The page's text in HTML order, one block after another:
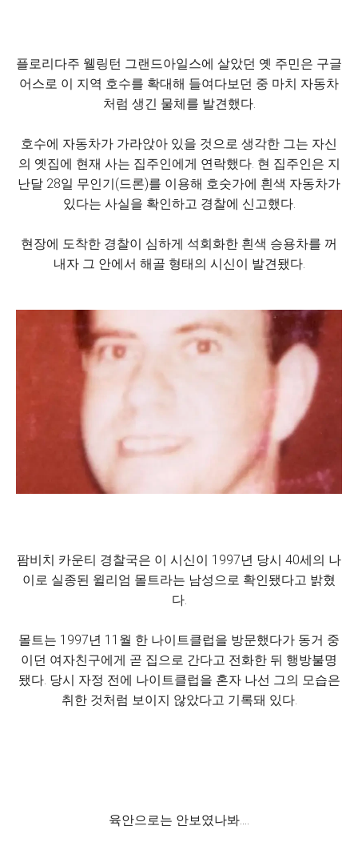
플로리다주 웰링턴 그랜드아일스에 살았던 옛 주민은 구글
어스로 이 지역 호수를 확대해 들여다보던 중 마치 자동차
처럼 생긴 물체를 발견했다.
호수에 자동차가 가라앉아 있을 것으로 생각한 그는 자신
의 옛집에 현재 사는 집주인에게 연락했다. 현 집주인은 지
난달 28일 무인기(드론)를 이용해 호숫가에 흰색 자동차가
있다는 사실을 확인하고 경찰에 신고했다.
현장에 도착한 경찰이 심하게 석회화한 흰색 승용차를 꺼
내자 그 안에서 해골 형태의 시신이 발견됐다.
팜비치 카운티 경찰국은 이 시신이 1997년 당시 40세의 나
이로 실종된 윌리엄 몰트라는 남성으로 확인됐다고 밝혔
다.
몰트는 1997년 11월 한 나이트클럽을 방문했다가 동거 중
이던 여자친구에게 곧 집으로 간다고 전화한 뒤 행방불명
됐다. 당시 자정 전에 나이트클럽을 혼자 나선 그의 모습은
취한 것처럼 보이지 않았다고 기록돼 있다.
육안으로는 안보였나봐....